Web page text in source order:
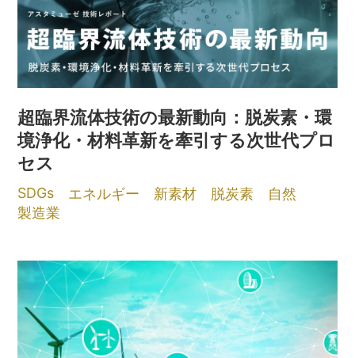
超臨界流体技術の最新動向：脱炭素・環
境浄化・材料革新を牽引する次世代プロ
セス
SDGs エネルギー 新素材 脱炭素
自然
製造業